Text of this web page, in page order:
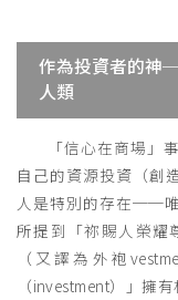
作為投資者的神
人類
「信心在商場」
自己的資源投資（創
人是特別的存在──
所提到「祢賜人榮耀
（又譯為外袍
（investment）」擁